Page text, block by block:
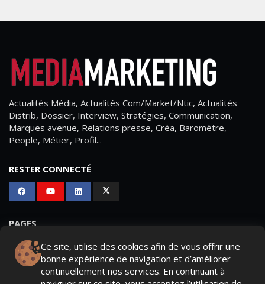
Ce site, utilise des cookies afin de vous offrir une
bonne expérience de navigation et d’améliorer
continuellement nos services. En continuant à
Actualités Média, Actualités Com/Market/Ntic, Actualités
Distrib, Dossier, Interview, Stratégies, Communication,
Marques avenue, Relations presse, Créa, Baromètre,
People, Métier, Profil...
RESTER CONNECTÉ
PAGES
- Page d'accueil
- Qui sommes-nous ?